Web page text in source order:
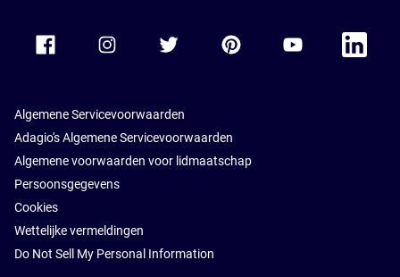
Accor Facebook Accor TwitterAccor PinterestAccor Youtube
Accor
Algemene Servicevoorwaarden
Adagio's Algemene Servicevoorwaarden
Algemene voorwaarden voor lidmaatschap
Persoonsgegevens
Cookies
Wettelijke vermeldingen
Do Not Sell My Personal Information